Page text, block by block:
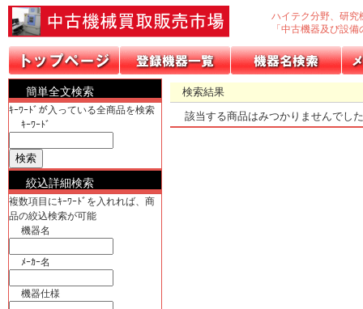
ハイテク分野、研究
「中古機器及び設
簡単全文検索
ｷｰﾜｰﾄﾞが入っている全商品を検索
ｷｰﾜｰﾄﾞ
絞込詳細検索
複数項目にｷｰﾜｰﾄﾞを入れれば、商
品の絞込検索が可能
機器名
ﾒｰｶｰ名
機器仕様
検索結果
該当する商品はみつかりませんでし